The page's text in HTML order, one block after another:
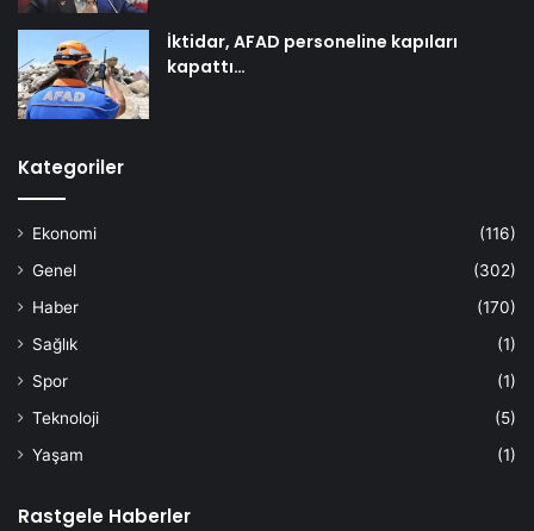
İktidar, AFAD personeline kapıları
kapattı…
Kategoriler
Ekonomi
(116)
Genel
(302)
Haber
(170)
Sağlık
(1)
Spor
(1)
Teknoloji
(5)
Yaşam
(1)
Rastgele Haberler